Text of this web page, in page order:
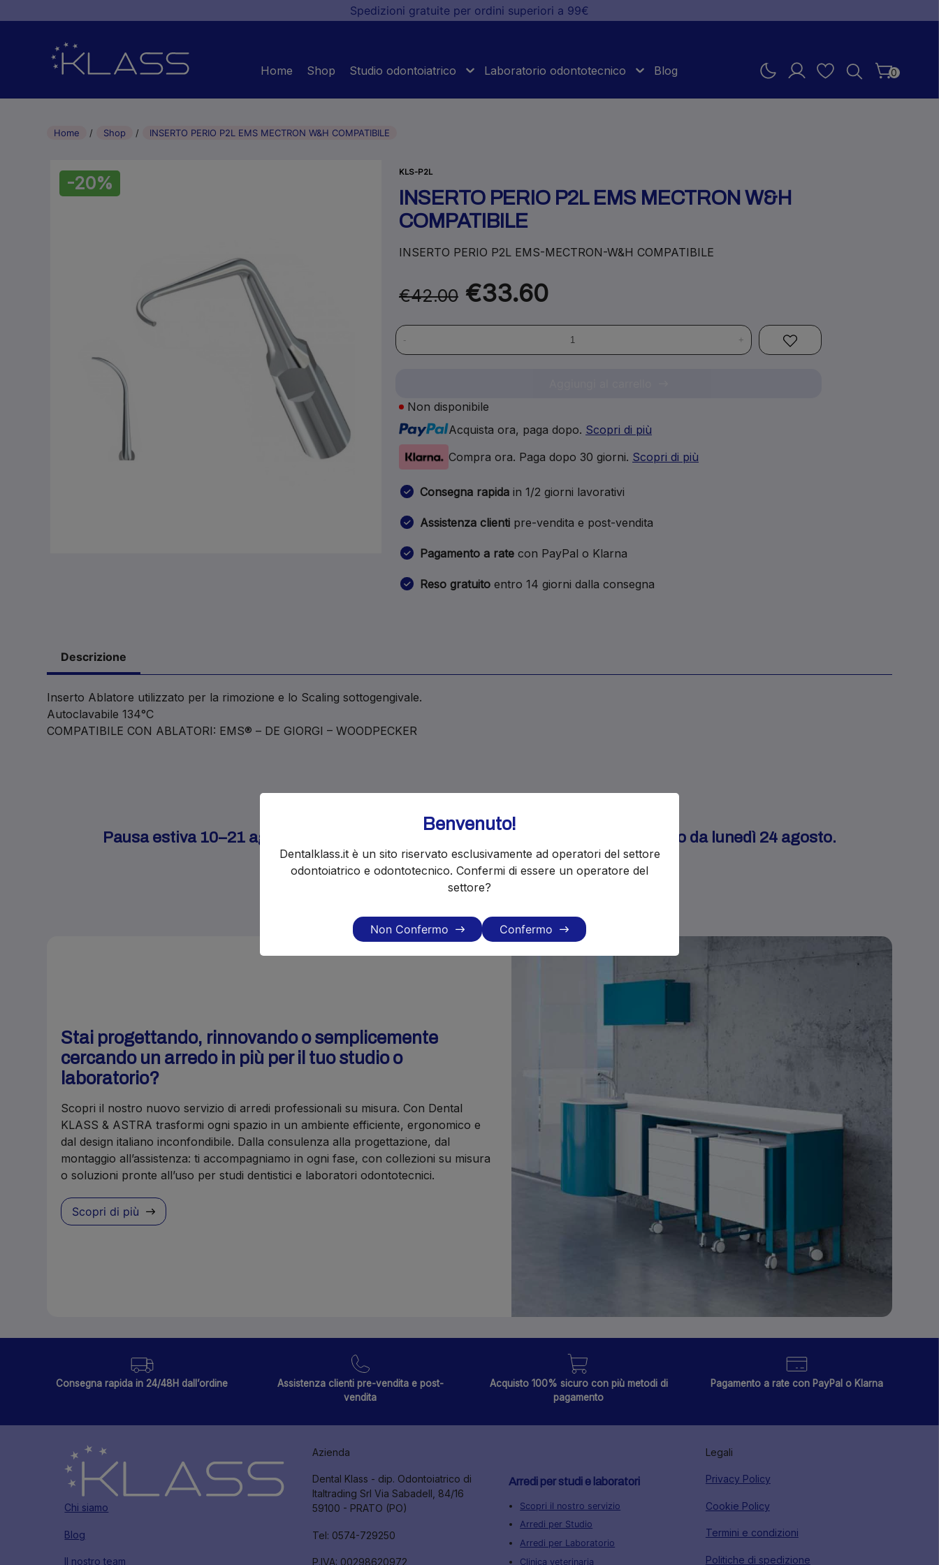
Spedizioni gratuite per ordini superiori a 99€
Home Shop Studio odontoiatrico Laboratorio odontotecnico Blog 0
Home Shop INSERTO PERIO P2L EMS MECTRON W&H COMPATIBILE
-20%
KLS-P2L
INSERTO PERIO P2L EMS MECTRON W&H
COMPATIBILE
INSERTO PERIO P2L EMS-MECTRON-W&H COMPATIBILE
€42.00 €33.60
- +
Non disponibile
Acquista ora, paga dopo. Scopri di più
Compra ora. Paga dopo 30 giorni. Scopri di più
Consegna rapida in 1/2 giorni lavorativi
Assistenza clienti pre-vendita e post-vendita
Pagamento a rate con PayPal o Klarna
Reso gratuito entro 14 giorni dalla consegna
Descrizione
Inserto Ablatore utilizzato per la rimozione e lo Scaling sottogengivale.
Autoclavabile 134°C
COMPATIBILE CON ABLATORI: EMS® – DE GIORGI – WOODPECKER
Pausa estiva 10–21 agosto. Gli ordini restano attivi e le spedizioni riprenderanno da lunedì 24 agosto.
Stai progettando, rinnovando o semplicemente
cercando un arredo in più per il tuo studio o
laboratorio?
Scopri il nostro nuovo servizio di arredi professionali su misura. Con Dental
KLASS & ASTRA trasformi ogni spazio in un ambiente efficiente, ergonomico e
dal design italiano inconfondibile. Dalla consulenza alla progettazione, dal
montaggio all’assistenza: ti accompagniamo in ogni fase, con collezioni su misura
o soluzioni pronte all’uso per studi dentistici e laboratori odontotecnici.
Scopri di più
Benvenuto!
Dentalklass.it è un sito riservato esclusivamente ad operatori del settore
odontoiatrico e odontotecnico. Confermi di essere un operatore del
settore?
Non Confermo Confermo
Consegna rapida in 24/48H dall’ordine
Assistenza clienti pre-vendita e post-
vendita
Acquisto 100% sicuro con più metodi di
pagamento
Pagamento a rate con PayPal o Klarna
Chi siamo
Blog
Il nostro team
Azienda
Dental Klass - dip. Odontoiatrico di
Italtrading Srl Via Sabadell, 84/16
59100 - PRATO (PO)
Tel: 0574-729250
P.IVA: 00298620972
Arredi per studi e laboratori
Scopri il nostro servizio
Arredi per Studio
Arredi per Laboratorio
Clinica veterinaria
Legali
Privacy Policy
Cookie Policy
Termini e condizioni
Politiche di spedizione